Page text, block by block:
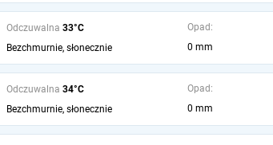
Odczuwalna 33°C
Bezchmurnie, słonecznie
Opad:
0 mm
Odczuwalna 34°C
Bezchmurnie, słonecznie
Opad:
0 mm